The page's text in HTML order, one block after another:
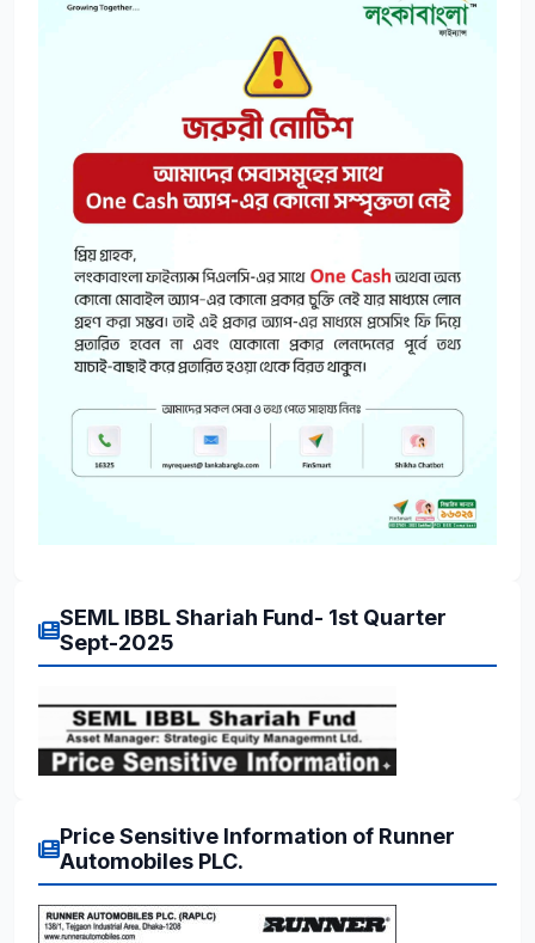
SEML IBBL Shariah Fund- 1st Quarter
Sept-2025
Price Sensitive Information of Runner
Automobiles PLC.